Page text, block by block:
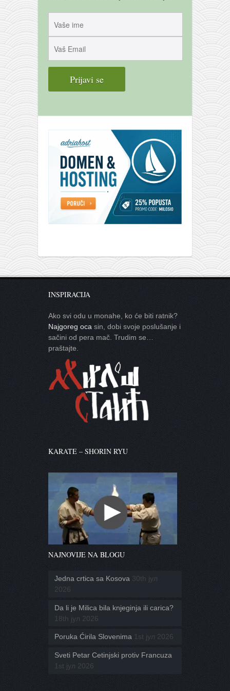
kontakt
besplatna e-knjiga
termini treninga
moja priča
fotke
INSPIRACIJA
Ako svi odu u monahe, ko će biti ratnik?
Najgoreg oca sin, dobi svoje poslušanje i
sačini od pera mač. Trudim se…
praštajte.
KARATE – SHORIN RYU
NAJNOVIJE NA BLOGU
Jedna crtica sa Kosova 30th јул
2026
Da li je Milica bila knjeginja ili carica?
18th јул 2026
Poruka Ćirila Slovenima 1st јул 2026
Sveti Petar Cetinjski protiv Francuza
1st јул 2026